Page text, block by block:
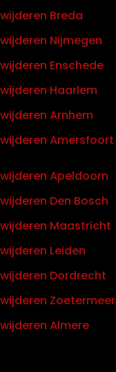
Breda
Nijmegen
Enschede
Haarlem
Arnhem
Amersfoort
Apeldoorn
Den Bosch
Maastricht
Leiden
Dordrecht
Zoetermeer
Almere